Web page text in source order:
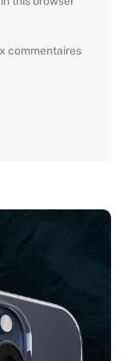
commentaires